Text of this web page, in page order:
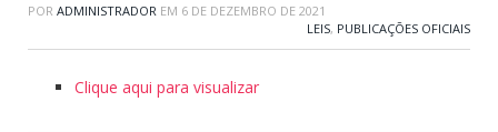
POR ADMINISTRADOR EM 6 DE DEZEMBRO DE 2021
LEIS, PUBLICAÇÕES OFICIAIS
Clique aqui para visualizar